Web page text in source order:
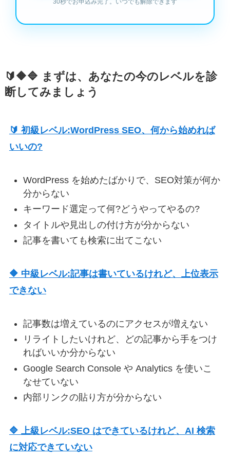
🔰🔶🔷 まずは、あなたの今のレベルを診
断してみましょう
🔰 初級レベル:WordPress SEO、何から始めれば
いいの?
WordPress を始めたばかりで、SEO対策が何か
分からない
キーワード選定って何?どうやってやるの?
タイトルや見出しの付け方が分からない
記事を書いても検索に出てこない
🔶 中級レベル:記事は書いているけれど、上位表示
できない
記事数は増えているのにアクセスが増えない
リライトしたいけれど、どの記事から手をつけ
ればいいか分からない
Google Search Console や Analytics を使いこ
なせていない
内部リンクの貼り方が分からない
🔷 上級レベル:SEO はできているけれど、AI 検索
に対応できていない